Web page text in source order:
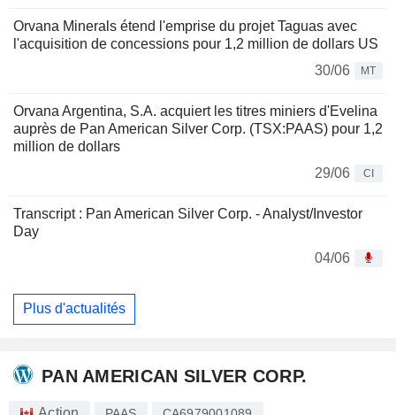
Orvana Minerals étend l'emprise du projet Taguas avec
l'acquisition de concessions pour 1,2 million de dollars US
30/06
MT
Orvana Argentina, S.A. acquiert les titres miniers d'Evelina
auprès de Pan American Silver Corp. (TSX:PAAS) pour 1,2
million de dollars
29/06
CI
Transcript : Pan American Silver Corp. - Analyst/Investor
Day
04/06
Plus d'actualités
PAN AMERICAN SILVER CORP.